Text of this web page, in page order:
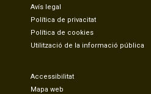
Avís legal
Política de privacitat
Política de cookies
Utilització de la informació pública
Accessibilitat
Mapa web